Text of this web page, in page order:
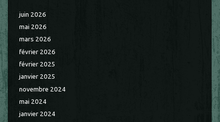
juin 2026
mai 2026
mars 2026
février 2026
février 2025
janvier 2025
novembre 2024
mai 2024
janvier 2024